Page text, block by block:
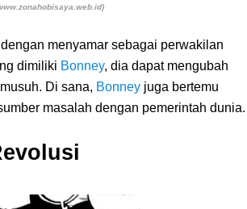
dengan menyamar sebagai perwakilan
dimiliki Bonney, dia dapat mengubah
Di sana, Bonney juga bertemu
masalah dengan pemerintah dunia.